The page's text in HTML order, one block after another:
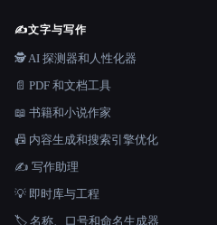
✍️文字与写作
🕵️ AI 探测器和人性化器
📄 PDF 和文档工具
📖 书籍和小说作家
📠 内容生成和搜索引擎优化
✍️ 写作助理
💡 即时库与工程
🏷️ 名称、口号和命名生成器